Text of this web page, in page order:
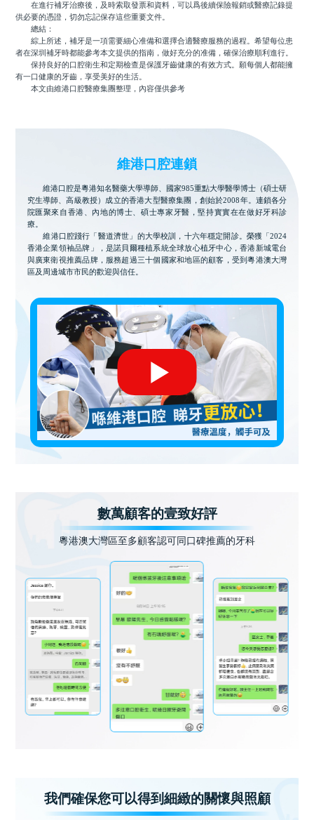
在進行補牙治療後，及時索取發票和資料，可以爲後續保險報銷或醫療記錄提
供必要的憑證，切勿忘記保存這些重要文件。
總結：
綜上所述，補牙是一項需要細心准備和選擇合適醫療服務的過程。希望每位患
者在深圳補牙時都能參考本文提供的指南，做好充分的准備，確保治療順利進行。
保持良好的口腔衛生和定期檢查是保護牙齒健康的有效方式。願每個人都能擁
有一口健康的牙齒，享受美好的生活。
本文由維港口腔醫療集團整理，內容僅供參考
維港口腔連鎖
維港口腔是粵港知名醫藥大學導師、國家985重點大學醫學博士（碩士研
究生導師、高級教授）成立的香港大型醫療集團，創始於2008年。連鎖各分
院匯聚來自香港、內地的博士、碩士專家牙醫，堅持實實在在做好牙科診
療。
維港口腔踐行「醫道濟世」的大學校訓，十六年穩定開診。榮獲「2024
香港企業領袖品牌」，是諾貝爾種植系統全球放心植牙中心，香港新城電台
與廣東衛視推薦品牌，服務超過三十個國家和地區的顧客，受到粵港澳大灣
區及周邊城市市民的歡迎與信任。
數萬顧客的壹致好評
粵港澳大灣區至多顧客認可同口碑推薦的牙科
我們確保您可以得到細緻的關懷與照顧